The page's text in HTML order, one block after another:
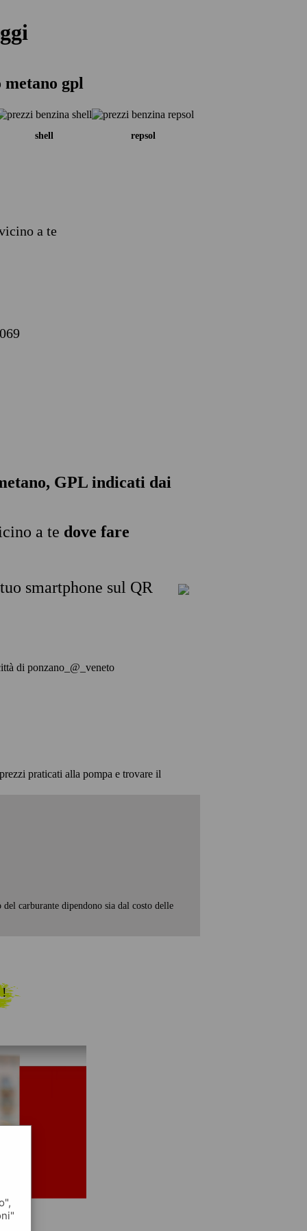
metano gpl
shell repsol
a te
GPL indicati dai
a te dove fare
smartphone sul QR
di ponzano_@_veneto
praticati alla pompa e trovare il
carburante dipendono sia dal costo delle
!